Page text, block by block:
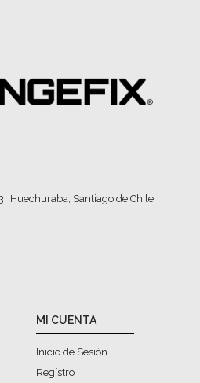
Huechuraba, Santiago de Chile.
MI CUENTA
Inicio de Sesión
Regístro